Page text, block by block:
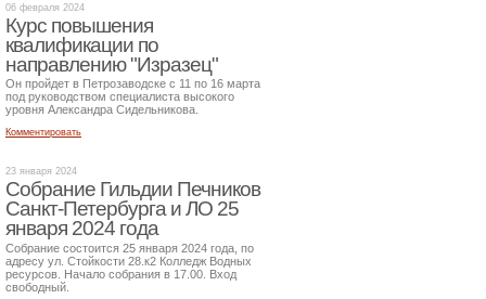
06 февраля 2024
Курс повышения
квалификации по
направлению "Изразец"
Он пройдет в Петрозаводске с 11 по 16 марта
под руководством специалиста высокого
уровня Александра Сидельникова.
Комментировать
23 января 2024
Собрание Гильдии Печников
Санкт-Петербурга и ЛО 25
января 2024 года
Собрание состоится 25 января 2024 года, по
адресу ул. Стойкости 28.к2 Колледж Водных
ресурсов. Начало собрания в 17.00. Вход
свободный.